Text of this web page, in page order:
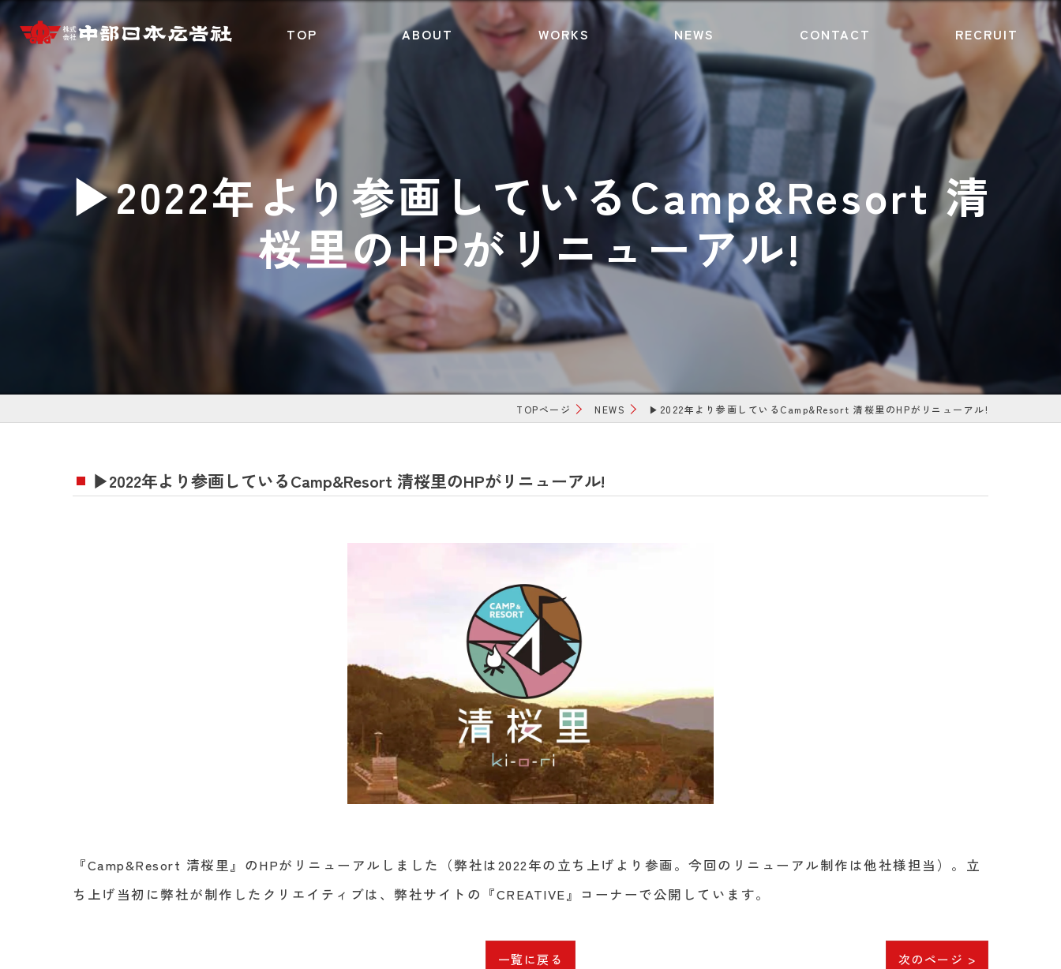
TOP ABOUT WORKS NEWS CONTACT RECRUIT
▶2022年より参画しているCamp&Resort 清
桜里のHPがリニューアル!
TOPページ NEWS ▶2022年より参画しているCamp&Resort 清桜里のHPがリニューアル!
▶2022年より参画しているCamp&Resort 清桜里のHPがリニューアル!
『Camp&Resort 清桜里』のHPがリニューアルしました（弊社は2022年の立ち上げより参画。今回のリニューアル制作は他社様担当）。立
ち上げ当初に弊社が制作したクリエイティブは、弊社サイトの『CREATIVE』コーナーで公開しています。
一覧に戻る 次のページ >